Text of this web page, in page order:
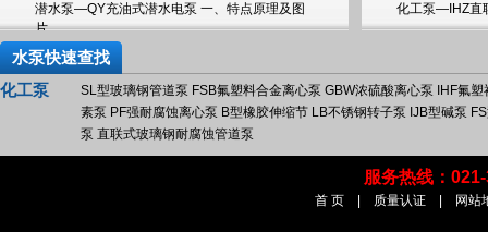
潜水泵—QY充油式潜水电泵 一、特点原理及图
片
化工泵—IHZ直
水泵快速查找
化工泵
SL型玻璃钢管道泵 FSB氟塑料合金离心泵 GBW浓硫酸离心泵
IHF氟
素泵 PF强耐腐蚀离心泵 B型橡胶伸缩节 LB不锈钢转子泵 IJB型碱泵
泵 直联式玻璃钢耐腐蚀管道泵
服务热线：
首 页 质量认证 网站